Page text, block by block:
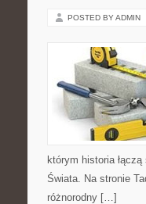
POSTED BY ADMIN
którym historia
Świata. Na stronie
różnorodny […]